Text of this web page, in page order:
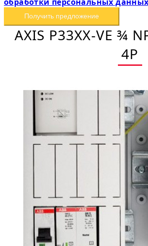
Получить предложение
AXIS P33XX-VE ¾
4P